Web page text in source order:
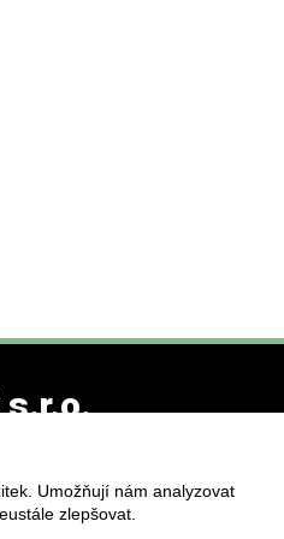
svet.cz
Umožňují nám analyzovat
zlepšovat.